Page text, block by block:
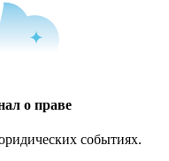
о праве
событиях.